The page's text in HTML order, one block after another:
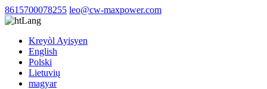
8615700078255 leo@cw-maxpower.com
Lang
Kreyòl Ayisyen
English
Polski
Lietuvių
magyar